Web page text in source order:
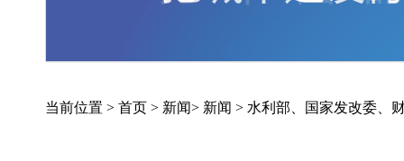
当前位置 > 首页 > 新闻> 新闻 > 水利部、国家发改委、